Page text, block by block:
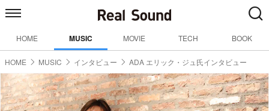
HOME MUSIC MOVIE TECH BOOK
HOME MUSIC インタビュー ADA エリック・ジュ氏インタビュー